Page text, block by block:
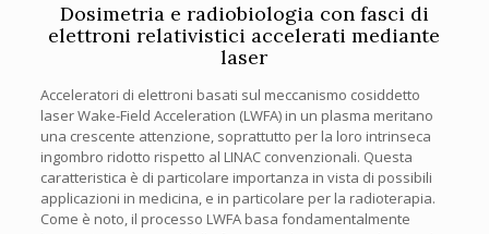
Dosimetria e radiobiologia con fasci di
elettroni relativistici accelerati mediante
laser
Acceleratori di elettroni basati sul meccanismo cosiddetto
laser Wake-Field Acceleration (LWFA) in un plasma meritano
una crescente attenzione, soprattutto per la loro intrinseca
ingombro ridotto rispetto al LINAC convenzionali. Questa
caratteristica è di particolare importanza in vista di possibili
applicazioni in medicina, e in particolare per la radioterapia.
Come è noto, il processo LWFA basa fondamentalmente